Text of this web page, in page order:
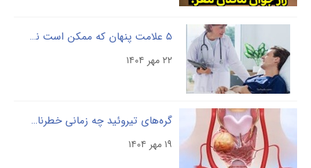
۵ علامت پنهان که ممکن است نشان دهنده بیماری‌های جدی باشند
۲۲ مهر ۱۴۰۴
گره‌های تیروئید چه زمانی خطرناک هستند؟